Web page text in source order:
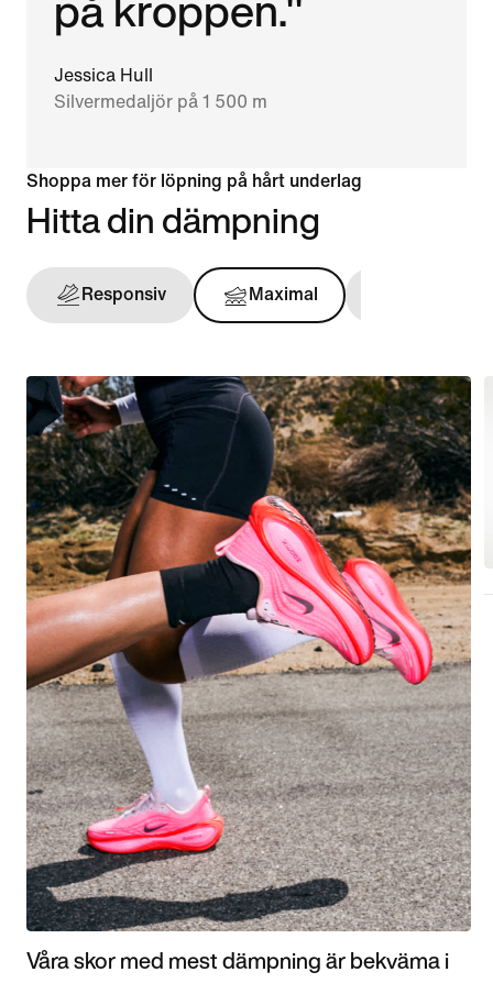
Jessica Hull
Silvermedaljör på 1 500 m
Shoppa mer för löpning på hårt underlag
Hitta din dämpning
Responsiv Maximal
Våra skor med mest dämpning är bekväma i